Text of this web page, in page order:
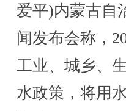
爱平)内蒙古自
闻发布会称，
工业、城乡、
水政策，将用